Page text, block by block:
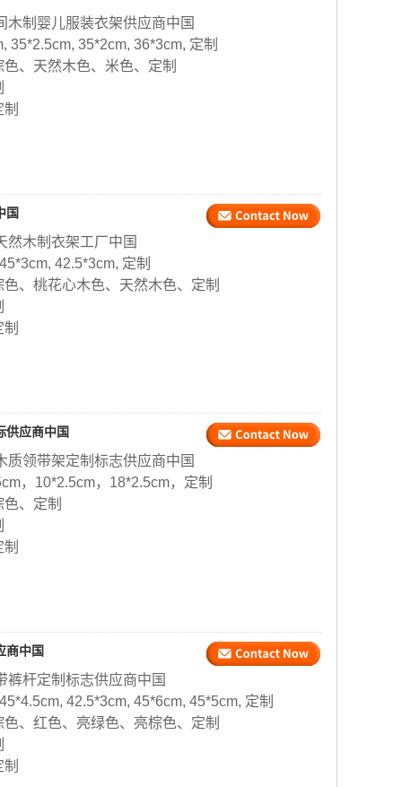
制婴儿服装衣架供应商中国
35*2.5cm, 35*2cm, 36*3cm, 定制
、天然木色、米色、定制
国
然木制衣架工厂中国
42.5*3cm, 定制
、桃花心木色、天然木色、定制
供应商中国
领带架定制标志供应商中国
，10*2.5cm，18*2.5cm，定制
、定制
商中国
裤杆定制标志供应商中国
42.5*3cm, 45*6cm, 45*5cm, 定制
、红色、亮绿色、亮棕色、定制